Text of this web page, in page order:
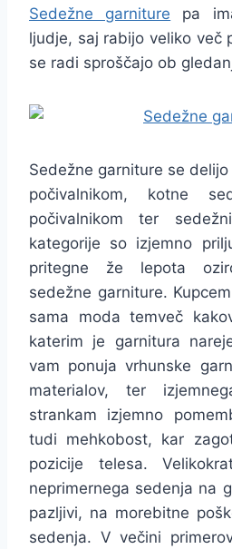
Sedežne garniture pa
ljudje, saj rabijo veliko več
se radi sproščajo ob
Sedežne garniture se
počivalnikom, kotne
počivalnikom ter
kategorije so izjemno
pritegne že lepota
sedežne garniture.
sama moda temveč
katerim je garnitura
vam ponuja vrhunske
materialov, ter
strankam izjemno
tudi mehkobost, kar
pozicije telesa.
neprimernega sedenja na
pazljivi, na morebitne
sedenja. V večini